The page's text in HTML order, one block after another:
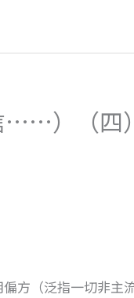
）（四
方（泛指一切非主